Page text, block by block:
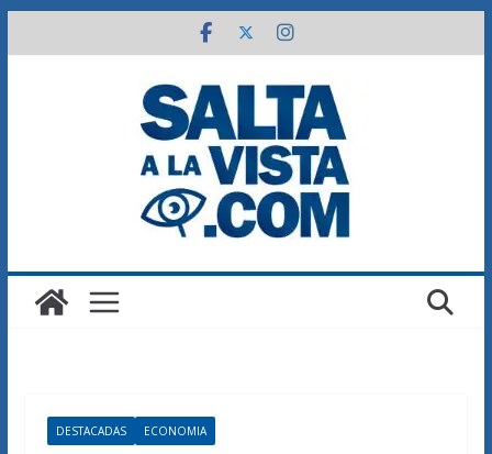
al
DESTACADAS ECONOMIA